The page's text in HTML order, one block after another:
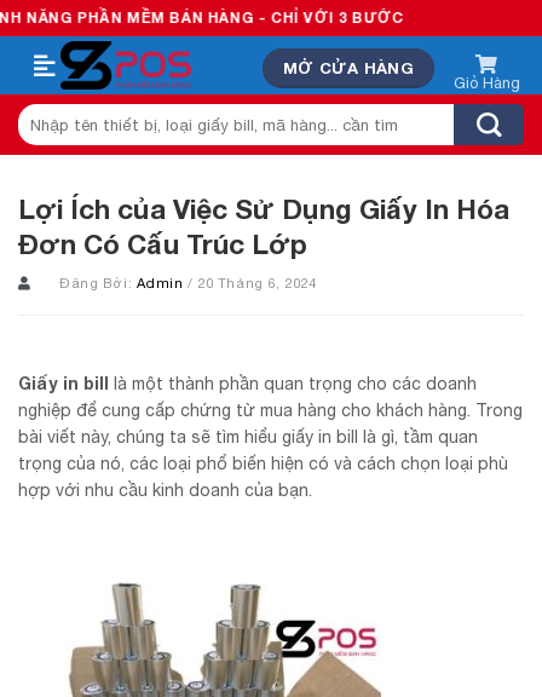
Skip
to
content
MỀM BÁN HÀNG - CHỈ VỚI 3 BƯỚC
MỞ CỬA HÀNG
Tìm
kiếm:
Lợi Ích của Việc Sử Dụng Giấy In Hóa
Đơn Có Cấu Trúc Lớp
Đăng Bởi: Admin/ 20 Tháng 6, 2024
Giấy in bill là một thành phần quan trọng cho các doanh
nghiệp để cung cấp chứng từ mua hàng cho khách hàng. Trong
bài viết này, chúng ta sẽ tìm hiểu giấy in bill là gì, tầm quan
trọng của nó, các loại phổ biến hiện có và cách chọn loại phù
hợp với nhu cầu kinh doanh của bạn.